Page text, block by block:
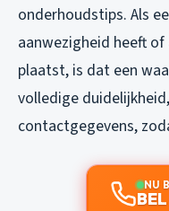
onderhoudstips. Als
aanwezigheid heeft
plaatst, is dat een
volledige
contactgegevens,
NU